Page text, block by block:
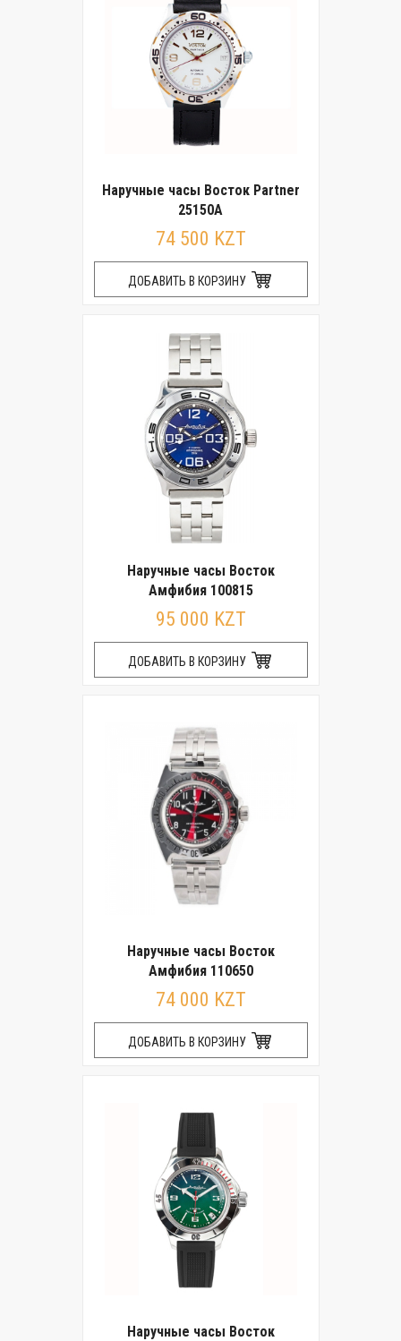
Наручные часы Восток Partner
25150А
74 500 KZT
ДОБАВИТЬ В КОРЗИНУ
Наручные часы Восток
Амфибия 100815
95 000 KZT
ДОБАВИТЬ В КОРЗИНУ
Наручные часы Восток
Амфибия 110650
74 000 KZT
ДОБАВИТЬ В КОРЗИНУ
Наручные часы Восток